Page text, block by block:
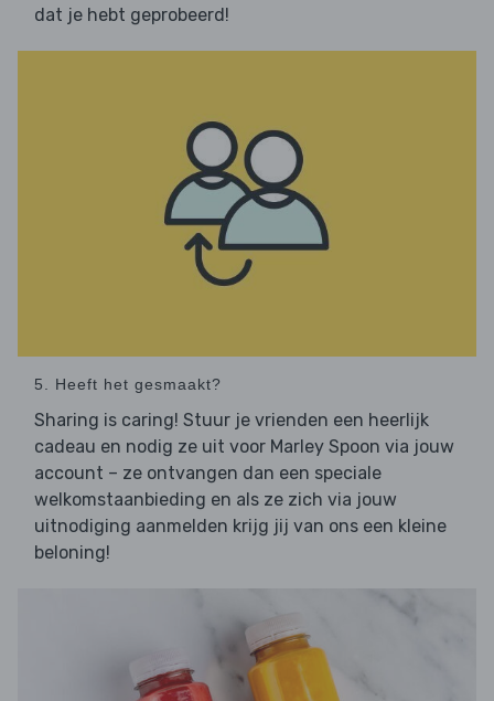
dat je hebt geprobeerd!
5. Heeft het gesmaakt?
Sharing is caring! Stuur je vrienden een heerlijk
cadeau en nodig ze uit voor Marley Spoon via jouw
account – ze ontvangen dan een speciale
welkomstaanbieding en als ze zich via jouw
uitnodiging aanmelden krijg jij van ons een kleine
beloning!